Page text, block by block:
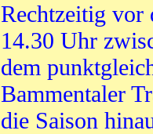
Rechtzeitig vor
14.30 Uhr
dem
Bammentaler
die Saison